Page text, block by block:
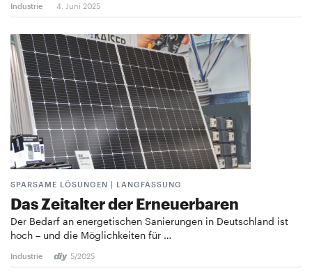
Industrie 4. Juni 2025
SPARSAME LÖSUNGEN | LANGFASSUNG
Das Zeitalter der Erneuerbaren
Der Bedarf an energetischen Sanierungen in Deutschland ist
hoch – und die Möglichkeiten für …
Industrie 5/2025